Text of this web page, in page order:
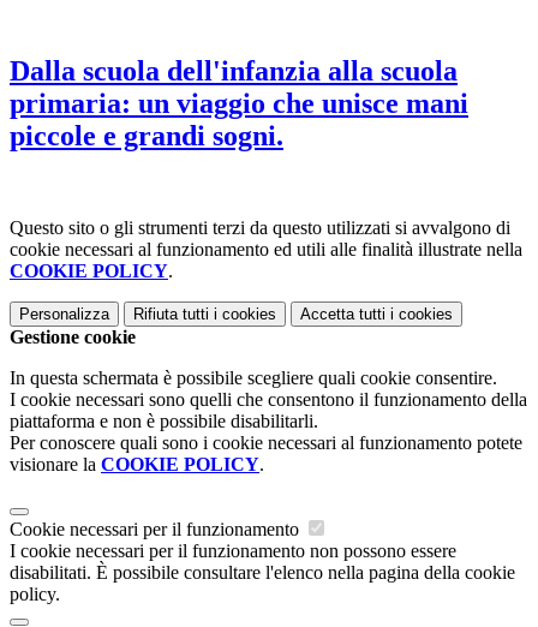
Dalla scuola dell'infanzia alla scuola
primaria: un viaggio che unisce mani
piccole e grandi sogni.
Questo sito o gli strumenti terzi da questo utilizzati si avvalgono di
cookie necessari al funzionamento ed utili alle finalità illustrate nella
COOKIE POLICY.
Personalizza Rifiuta tutti i cookies Accetta tutti i cookies
Gestione cookie
In questa schermata è possibile scegliere quali cookie consentire.
I cookie necessari sono quelli che consentono il funzionamento della
piattaforma e non è possibile disabilitarli.
Per conoscere quali sono i cookie necessari al funzionamento potete
visionare la COOKIE POLICY.
Cookie necessari per il funzionamento
I cookie necessari per il funzionamento non possono essere
disabilitati. È possibile consultare l'elenco nella pagina della cookie
policy.